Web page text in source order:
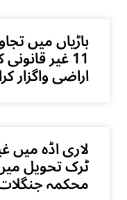
باڑیاں میں
11 غیر
اراضی واگزار
لاری اڈہ میں
ٹرک تحویل میں
محکمہ